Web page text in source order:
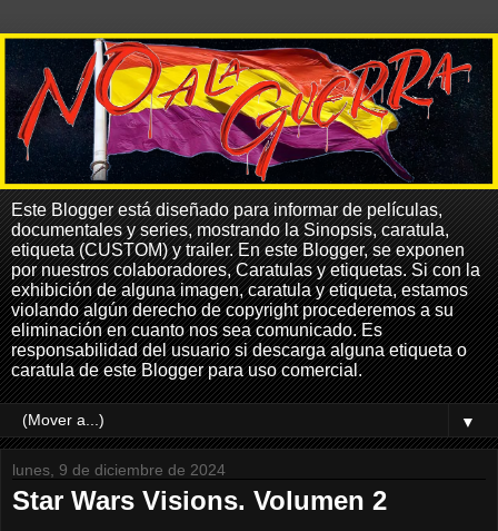
Este Blogger está diseñado para informar de películas,
documentales y series, mostrando la Sinopsis, caratula,
etiqueta (CUSTOM) y trailer. En este Blogger, se exponen
por nuestros colaboradores, Caratulas y etiquetas. Si con la
exhibición de alguna imagen, caratula y etiqueta, estamos
violando algún derecho de copyright procederemos a su
eliminación en cuanto nos sea comunicado. Es
responsabilidad del usuario si descarga alguna etiqueta o
caratula de este Blogger para uso comercial.
▼
lunes, 9 de diciembre de 2024
Star Wars Visions. Volumen 2